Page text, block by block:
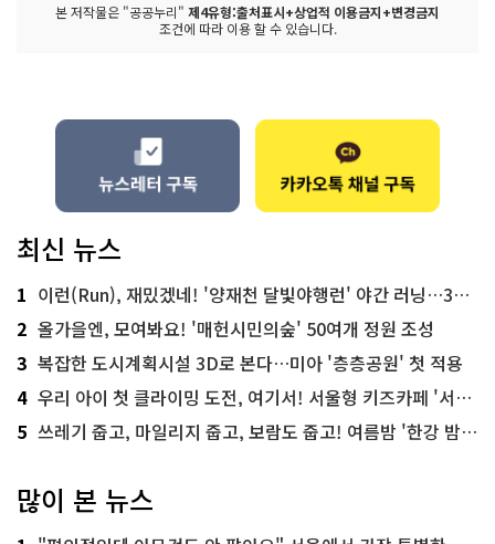
본 저작물은 "공공누리" 제4유형:출처표시+상업적 이용금지+변경금지
조건에 따라 이용 할 수 있습니다.
최신 뉴스
1 이런(Run), 재밌겠네! '양재천 달빛야행런' 야간 러닝…300명 모집
2 올가을엔, 모여봐요! '매헌시민의숲' 50여개 정원 조성
3 복잡한 도시계획시설 3D로 본다…미아 '층층공원' 첫 적용
4 우리 아이 첫 클라이밍 도전, 여기서! 서울형 키즈카페 '서울가족플라자점'
5 쓰레기 줍고, 마일리지 줍고, 보람도 줍고! 여름밤 '한강 밤마실 줍깅'
많이 본 뉴스